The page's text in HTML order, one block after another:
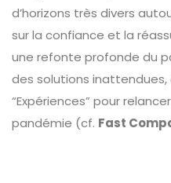
d’horizons très divers
sur la confiance et la
une refonte profonde du
des solutions
“Expériences” pour
pandémie (cf. Fast